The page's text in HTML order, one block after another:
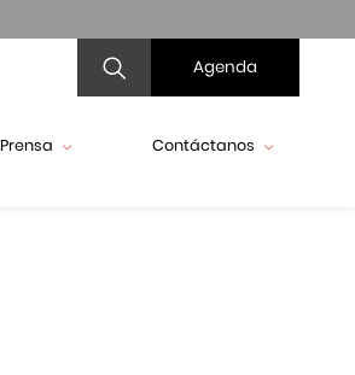
Agenda
Prensa Contáctanos